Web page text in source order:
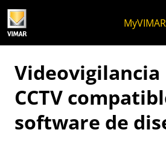
MyVIMAR
Videovigilancia
CCTV
software de